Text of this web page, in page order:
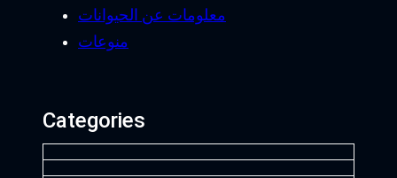
معلومات عن الحيوانات
منوعات
Categories